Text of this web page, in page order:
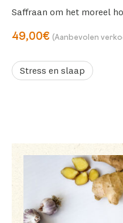
Saffraan om het moreel
49,00€ (Aanbevolen
Stress en slaap